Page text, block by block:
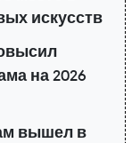
искусств
на 2026
вышел в